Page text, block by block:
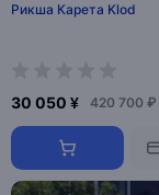
Рикша Карета Klod
30 050 ¥ 420 700 ₽